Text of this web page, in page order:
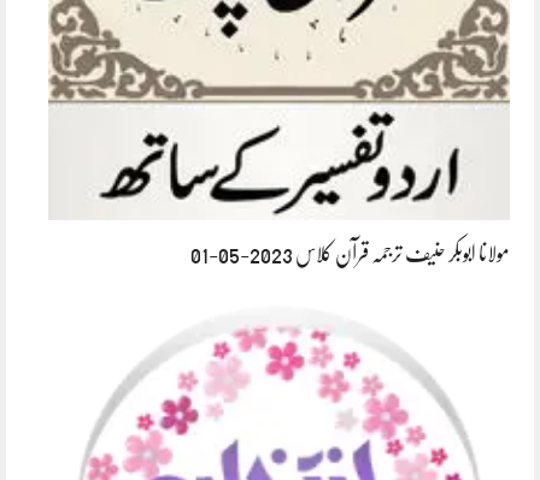
مولانا ابوبکر حنیف ترجمہ قرآن کلاس 2023-05-01